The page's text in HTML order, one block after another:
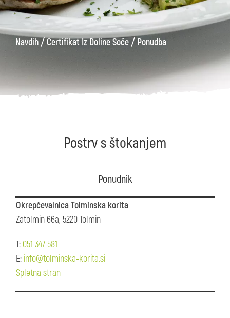
Navdih/Certifikat Iz Doline Soče/Ponudba
Postrv s štokanjem
Ponudnik
Okrepčevalnica Tolminska korita
Zatolmin 66a, 5220 Tolmin
T: 051 347 581
E: info@tolminska-korita.si
Spletna stran